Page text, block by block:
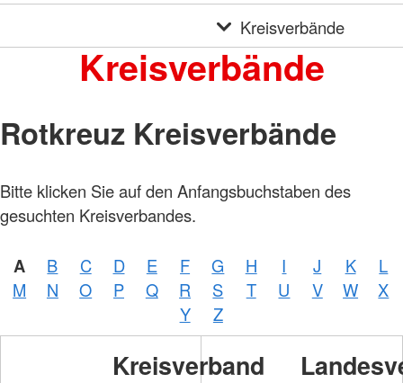
Kreisverbände
Kreisverbände
Rotkreuz Kreisverbände
Bitte klicken Sie auf den Anfangsbuchstaben des
gesuchten Kreisverbandes.
A B C D E F G H I J K
L
M
N O P Q R S T U V W
X
Y
Z
Kreisverband